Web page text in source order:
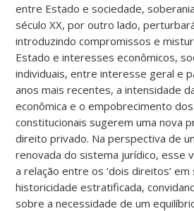
entre Estado e sociedade,
século XX, por outro lado,
introduzindo compromissos e
Estado e interesses econômicos,
individuais, entre interesse geral e
anos mais recentes, a intensidade
econômica e o empobrecimento
constitucionais sugerem uma nova
direito privado. Na perspectiva de
renovada do sistema jurídico, esse
a relação entre os ‘dois direitos’ em
historicidade estratificada,
sobre a necessidade de um